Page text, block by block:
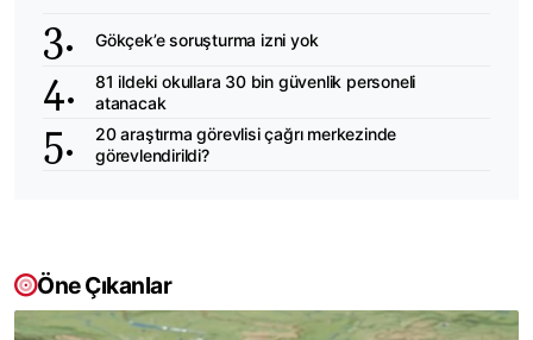
Gökçek’e soruşturma izni yok
81 ildeki okullara 30 bin güvenlik personeli
atanacak
20 araştırma görevlisi çağrı merkezinde
görevlendirildi?
Öne Çıkanlar